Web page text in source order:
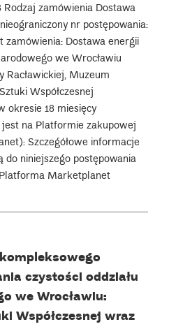
zamówienia Dostawa
nr postępowania:
Dostawa energii
we Wrocławiu
Racławickiej, Muzeum
Współczesnej
okresie 18 miesięcy
na Platformie zakupowej
Szczegółowe informacje
do niniejszego postępowania
Marketplanet
czystości oddziału
we Wrocławiu:
Współczesnej wraz